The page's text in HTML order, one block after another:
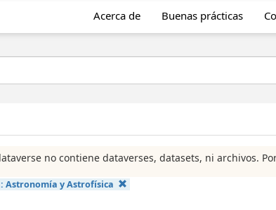
Acerca de Buenas prácticas
no contiene dataverses, datasets, ni archivos.
Astronomía y Astrofísica